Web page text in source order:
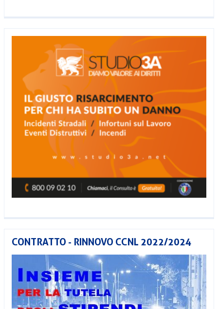
CONTRATTO - RINNOVO CCNL 2022/2024